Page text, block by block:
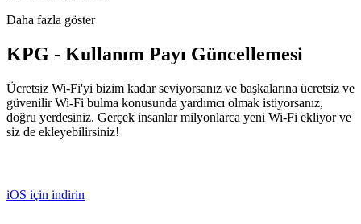
Daha fazla göster
KPG - Kullanım Payı Güncellemesi
Ücretsiz Wi-Fi'yi bizim kadar seviyorsanız ve başkalarına ücretsiz ve
güvenilir Wi-Fi bulma konusunda yardımcı olmak istiyorsanız,
doğru yerdesiniz. Gerçek insanlar milyonlarca yeni Wi-Fi ekliyor ve
siz de ekleyebilirsiniz!
iOS için indirin